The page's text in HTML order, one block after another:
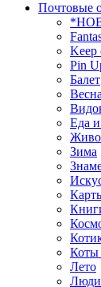
Почтовые
Keep
Pin
Балет
Весна
Еда
Зима
Коты
Лето